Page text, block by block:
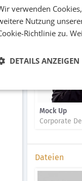
Bilder
Mock Up
Corporate
Dateien
verwenden
Nutzung
Richtlinie zu.
DETAILS ANZEIGEN